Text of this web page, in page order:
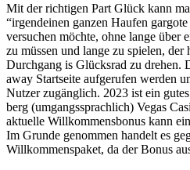
Mit der richtigen Part Glück kann
“irgendeinen ganzen Haufen
versuchen möchte, ohne lange über
zu müssen und lange zu spielen,
Durchgang is Glücksrad zu drehen.
away Startseite aufgerufen werden
Nutzer zugänglich. 2023 ist ein
berg (umgangssprachlich) Vegas
aktuelle Willkommensbonus kann
Im Grunde genommen handelt es
Willkommenspaket, da der Bonus